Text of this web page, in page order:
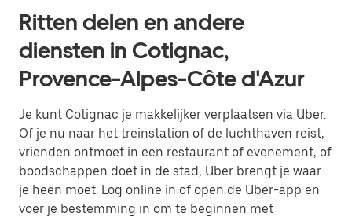
Ritten delen en andere
diensten in Cotignac,
Provence-Alpes-Côte d'Azur
Je kunt Cotignac je makkelijker verplaatsen via Uber.
Of je nu naar het treinstation of de luchthaven reist,
vrienden ontmoet in een restaurant of evenement, of
boodschappen doet in de stad, Uber brengt je waar
je heen moet. Log online in of open de Uber-app en
voer je bestemming in om te beginnen met